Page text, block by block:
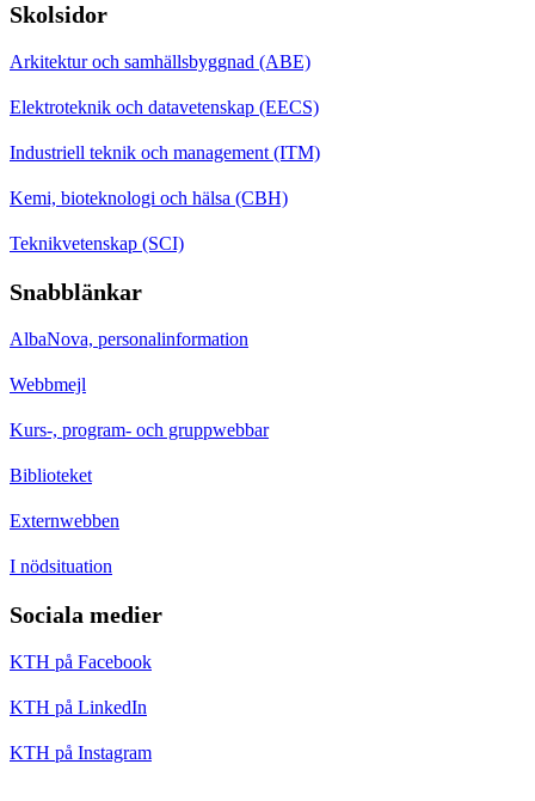
Skolsidor
Arkitektur och samhällsbyggnad (ABE)
Elektroteknik och datavetenskap (EECS)
Industriell teknik och management (ITM)
Kemi, bioteknologi och hälsa (CBH)
Teknikvetenskap (SCI)
Snabblänkar
AlbaNova, personalinformation
Webbmejl
Kurs-, program- och gruppwebbar
Biblioteket
Externwebben
I nödsituation
Sociala medier
KTH på Facebook
KTH på LinkedIn
KTH på Instagram